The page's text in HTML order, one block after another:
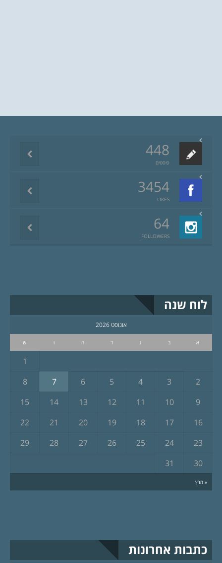
448
פוסטים
3454
LIKES
64
FOLLOWERS
לוח שנה
אוגוסט 2026
א ב ג ד ה ו ש
« מרץ
1
2
3
4
5
6
7
8
9
10
11
12
13
14
15
16
17
18
19
20
21
22
23
24
25
26
27
28
29
30
31
כתבות אחרונות